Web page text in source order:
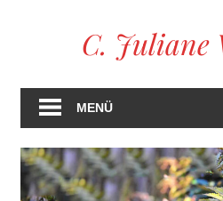
C. Juliane
MENÜ